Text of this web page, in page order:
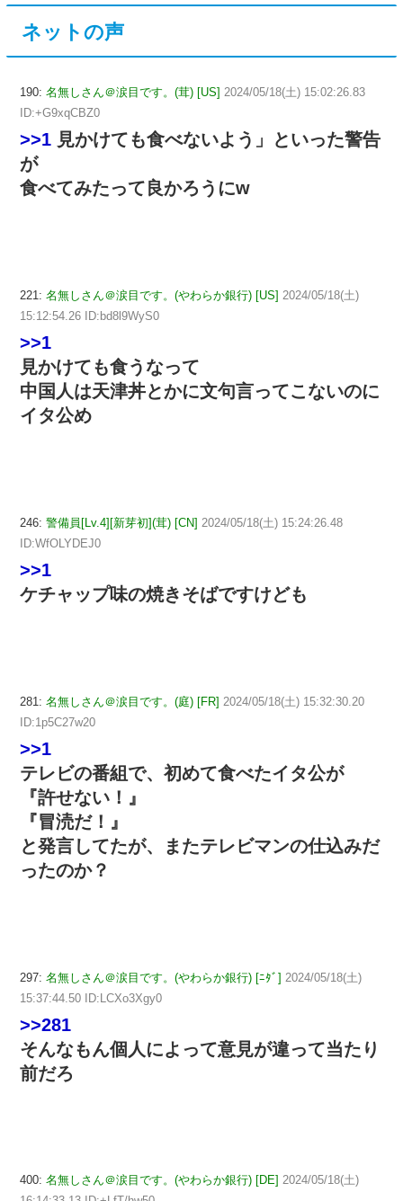
ネットの声
190: 名無しさん＠涙目です。(茸) [US] 2024/05/18(土) 15:02:26.83
ID:+G9xqCBZ0
>>1 ⾒かけても⾷べないよう」といった警告
が
食べてみたって良かろうにw
221: 名無しさん＠涙目です。(やわらか銀行) [US] 2024/05/18(土)
15:12:54.26 ID:bd8l9WyS0
>>1
見かけても食うなって
中国人は天津丼とかに文句言ってこないのに
イタ公め
246: 警備員[Lv.4][新芽初](茸) [CN] 2024/05/18(土) 15:24:26.48
ID:WfOLYDEJ0
>>1
ケチャップ味の焼きそばですけども
281: 名無しさん＠涙目です。(庭) [FR] 2024/05/18(土) 15:32:30.20
ID:1p5C27w20
>>1
テレビの番組で、初めて食べたイタ公が
『許せない！』
『冒涜だ！』
と発言してたが、またテレビマンの仕込みだ
ったのか？
297: 名無しさん＠涙目です。(やわらか銀行) [ﾆﾀﾞ] 2024/05/18(土)
15:37:44.50 ID:LCXo3Xgy0
>>281
そんなもん個人によって意見が違って当たり
前だろ
400: 名無しさん＠涙目です。(やわらか銀行) [DE] 2024/05/18(土)